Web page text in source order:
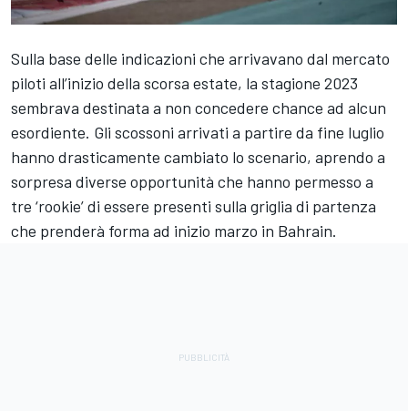
Sulla base delle indicazioni che arrivavano dal mercato
piloti all’inizio della scorsa estate, la stagione 2023
sembrava destinata a non concedere chance ad alcun
esordiente. Gli scossoni arrivati a partire da fine luglio
hanno drasticamente cambiato lo scenario, aprendo a
sorpresa diverse opportunità che hanno permesso a
tre ‘rookie’ di essere presenti sulla griglia di partenza
che prenderà forma ad inizio marzo in Bahrain.